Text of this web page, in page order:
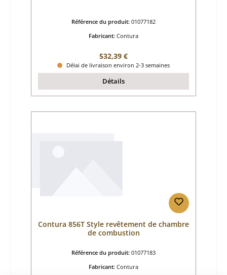
Référence du produit: 01077182
Fabricant: Contura
Prix régulier :
532,39 €
Délai de livraison environ 2-3 semaines
Détails
Contura 856T Style revêtement de chambre
de combustion
Référence du produit: 01077183
Fabricant: Contura